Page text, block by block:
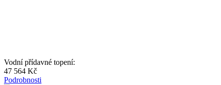
Vodní přídavné topení:
47 564 Kč
Podrobnosti